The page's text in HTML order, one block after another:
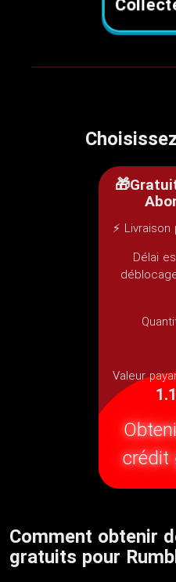
⚡
Délai
Valeur
crédit
Comment obtenir
gratuits pour